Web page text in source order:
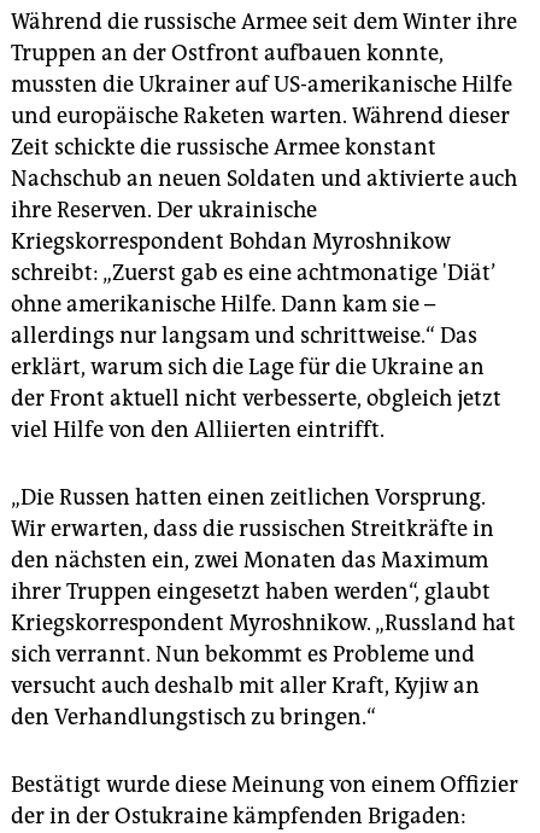
Während die russische Armee seit dem Winter ihre
Truppen an der Ostfront aufbauen konnte,
mussten die Ukrainer auf US-amerikanische Hilfe
und europäische Raketen warten. Während dieser
Zeit schickte die russische Armee konstant
Nachschub an neuen Soldaten und aktivierte auch
ihre Reserven. Der ukrainische
Kriegskorrespondent Bohdan Myroshnikow
schreibt: „Zuerst gab es eine achtmonatige 'Diät’
ohne amerikanische Hilfe. Dann kam sie –
allerdings nur langsam und schrittweise.“ Das
erklärt, warum sich die Lage für die Ukraine an
der Front aktuell nicht verbesserte, obgleich jetzt
viel Hilfe von den Alliierten eintrifft.
„Die Russen hatten einen zeitlichen Vorsprung.
Wir erwarten, dass die russischen Streitkräfte in
den nächsten ein, zwei Monaten das Maximum
ihrer Truppen eingesetzt haben werden“, glaubt
Kriegskorrespondent Myroshnikow. „Russland hat
sich verrannt. Nun bekommt es Probleme und
versucht auch deshalb mit aller Kraft, Kyjiw an
den Verhandlungstisch zu bringen.“
Bestätigt wurde diese Meinung von einem Offizier
der in der Ostukraine kämpfenden Brigaden: